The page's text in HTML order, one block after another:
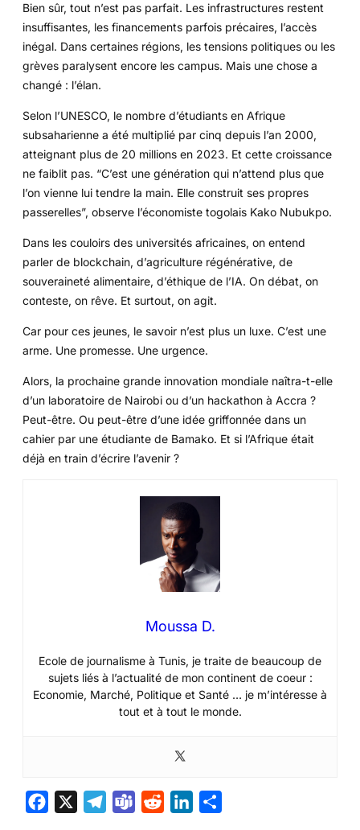
Bien sûr, tout n’est pas parfait. Les infrastructures restent
insuffisantes, les financements parfois précaires, l’accès
inégal. Dans certaines régions, les tensions politiques ou les
grèves paralysent encore les campus. Mais une chose a
changé : l’élan.
Selon l’UNESCO, le nombre d’étudiants en Afrique
subsaharienne a été multiplié par cinq depuis l’an 2000,
atteignant plus de 20 millions en 2023. Et cette croissance
ne faiblit pas. “C’est une génération qui n’attend plus que
l’on vienne lui tendre la main. Elle construit ses propres
passerelles”, observe l’économiste togolais Kako Nubukpo.
Dans les couloirs des universités africaines, on entend
parler de blockchain, d’agriculture régénérative, de
souveraineté alimentaire, d’éthique de l’IA. On débat, on
conteste, on rêve. Et surtout, on agit.
Car pour ces jeunes, le savoir n’est plus un luxe. C’est une
arme. Une promesse. Une urgence.
Alors, la prochaine grande innovation mondiale naîtra-t-elle
d’un laboratoire de Nairobi ou d’un hackathon à Accra ?
Peut-être. Ou peut-être d’une idée griffonnée dans un
cahier par une étudiante de Bamako. Et si l’Afrique était
déjà en train d’écrire l’avenir ?
Moussa D.
Ecole de journalisme à Tunis, je traite de beaucoup de
sujets liés à l’actualité de mon continent de coeur :
Economie, Marché, Politique et Santé … je m’intéresse à
tout et à tout le monde.